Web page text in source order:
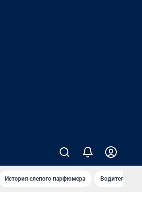
История слепого парфюмера Водители